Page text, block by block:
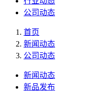
公司动态
首页
新闻动态
公司动态
新闻动态
新品发布